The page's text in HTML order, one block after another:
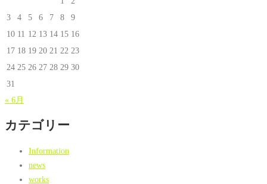
3
4 5 6 7 8
9
10 11 12 13 14 15 16
17 18 19 20 21 22 23
24 25 26 27 28 29 30
31
« 6月
カテゴリー
Information
news
works